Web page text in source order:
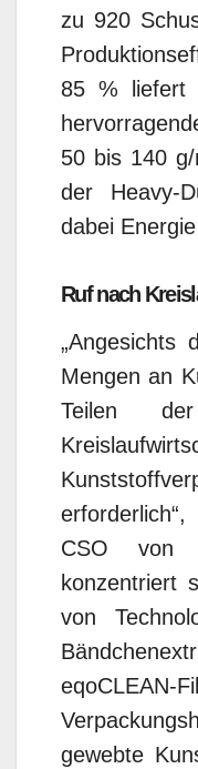
zu 920
85 % liefert
50 bis 140
der Heavy-
dabei
Ruf nach
„Angesichts
Mengen an
Teilen
CSO von
konzentriert
von
gewebte